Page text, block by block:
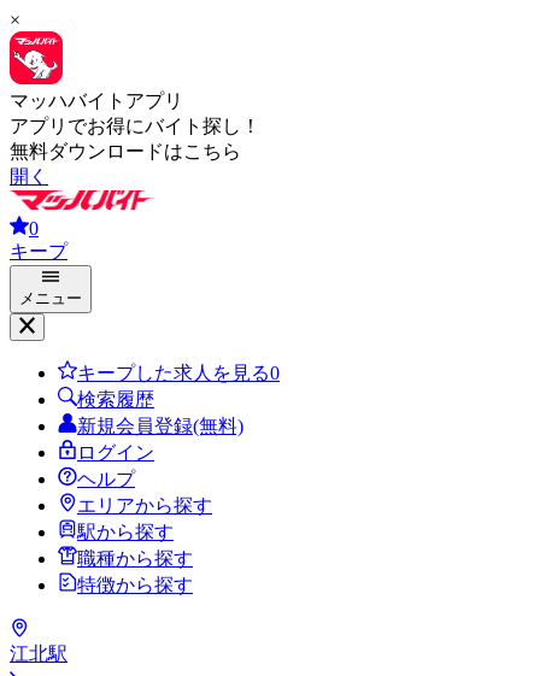
×
マッハバイトアプリ
アプリでお得にバイト探し！
無料ダウンロードはこちら
開く
0
キープ
メニュー
キープした求人を見る0
検索履歴
新規会員登録(無料)
ログイン
ヘルプ
エリアから探す
駅から探す
職種から探す
特徴から探す
江北駅